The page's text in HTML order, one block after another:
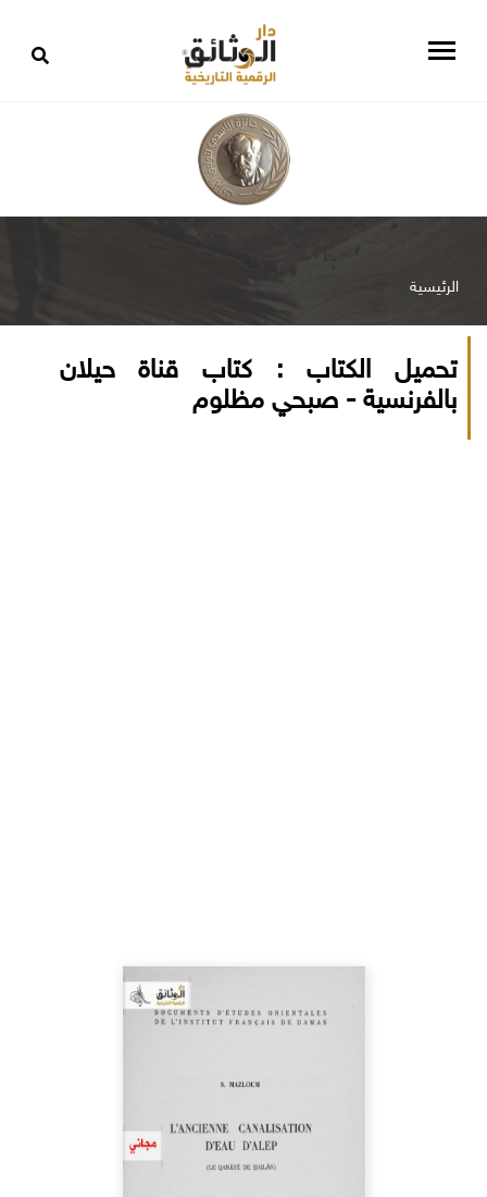
الرئيسية
تحميل الكتاب : كتاب قناة حيلان
بالفرنسية - صبحي مظلوم